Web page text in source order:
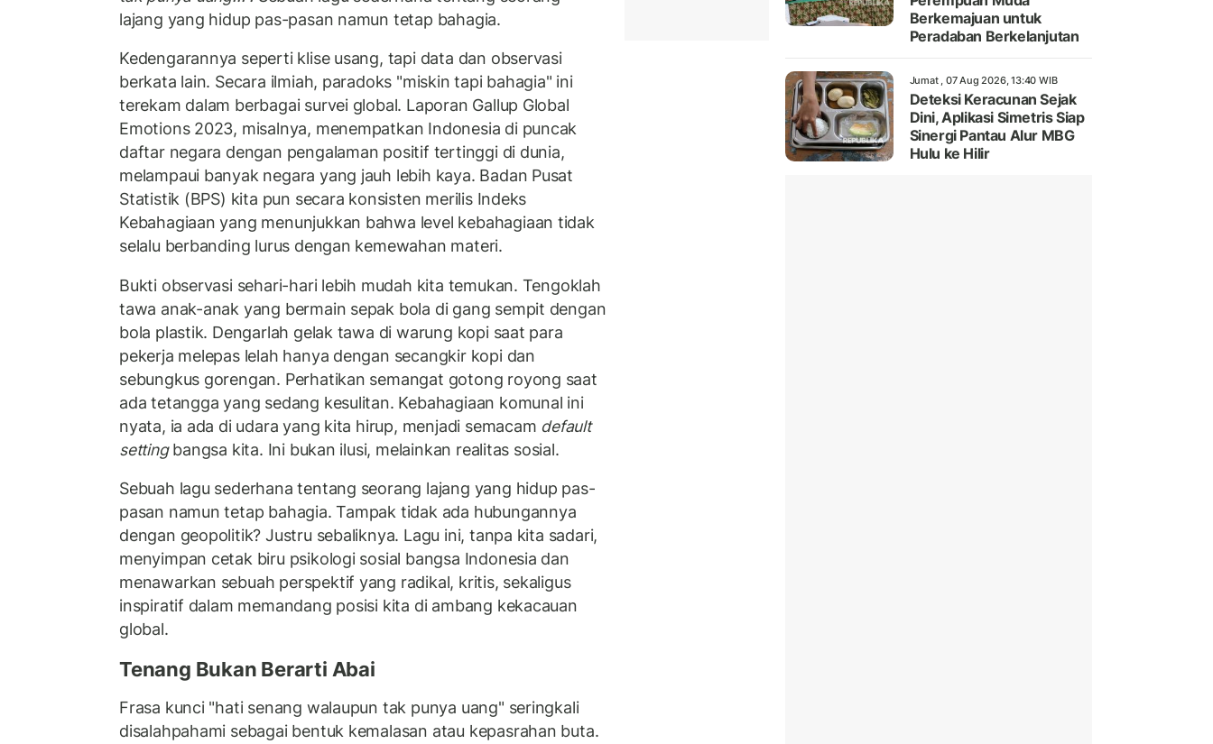
lajang yang hidup pas-pasan namun tetap bahagia.
Kedengarannya seperti klise usang, tapi data dan observasi
berkata lain. Secara ilmiah, paradoks "miskin tapi bahagia" ini
terekam dalam berbagai survei global. Laporan Gallup Global
Emotions 2023, misalnya, menempatkan Indonesia di puncak
daftar negara dengan pengalaman positif tertinggi di dunia,
melampaui banyak negara yang jauh lebih kaya. Badan Pusat
Statistik (BPS) kita pun secara konsisten merilis Indeks
Kebahagiaan yang menunjukkan bahwa level kebahagiaan tidak
selalu berbanding lurus dengan kemewahan materi.
Bukti observasi sehari-hari lebih mudah kita temukan. Tengoklah
tawa anak-anak yang bermain sepak bola di gang sempit dengan
bola plastik. Dengarlah gelak tawa di warung kopi saat para
pekerja melepas lelah hanya dengan secangkir kopi dan
sebungkus gorengan. Perhatikan semangat gotong royong saat
ada tetangga yang sedang kesulitan. Kebahagiaan komunal ini
nyata, ia ada di udara yang kita hirup, menjadi semacam default
settingbangsa kita. Ini bukan ilusi, melainkan realitas sosial.
Sebuah lagu sederhana tentang seorang lajang yang hidup pas-
pasan namun tetap bahagia. Tampak tidak ada hubungannya
dengan geopolitik? Justru sebaliknya. Lagu ini, tanpa kita sadari,
menyimpan cetak biru psikologi sosial bangsa Indonesia dan
menawarkan sebuah perspektif yang radikal, kritis, sekaligus
inspiratif dalam memandang posisi kita di ambang kekacauan
global.
Tenang Bukan Berarti Abai
Frasa kunci "hati senang walaupun tak punya uang" seringkali
disalahpahami sebagai bentuk kemalasan atau kepasrahan buta.
Berkemajuan untuk
Peradaban Berkelanjutan
Jumat , 07 Aug 2026, 13:40 WIB
Deteksi Keracunan Sejak
Dini, Aplikasi Simetris Siap
Sinergi Pantau Alur MBG
Hulu ke Hilir